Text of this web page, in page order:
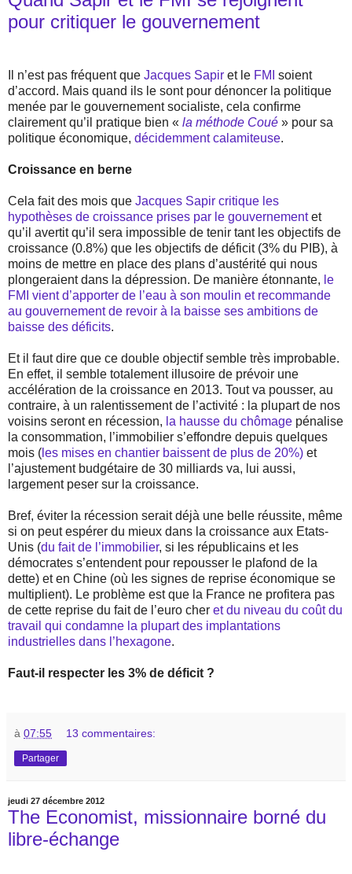
pour critiquer le gouvernement
Il n’est pas fréquent que Jacques Sapir et le FMI soient
d’accord. Mais quand ils le sont pour dénoncer la politique
menée par le gouvernement socialiste, cela confirme
clairement qu’il pratique bien « la méthode Coué » pour sa
politique économique, décidemment calamiteuse.
Croissance en berne
Cela fait des mois que Jacques Sapir critique les
hypothèses de croissance prises par le gouvernementet
qu’il avertit qu’il sera impossible de tenir tant les objectifs de
croissance (0.8%) que les objectifs de déficit (3% du PIB), à
moins de mettre en place des plans d’austérité qui nous
plongeraient dans la dépression. De manière étonnante, le
FMI vient d’apporter de l’eau à son moulin et recommande
au gouvernement de revoir à la baisse ses ambitions de
baisse des déficits.
Et il faut dire que ce double objectif semble très improbable.
En effet, il semble totalement illusoire de prévoir une
accélération de la croissance en 2013. Tout va pousser, au
contraire, à un ralentissement de l’activité : la plupart de nos
voisins seront en récession, la hausse du chômage pénalise
la consommation, l’immobilier s’effondre depuis quelques
mois ( les mises en chantier baissent de plus de 20%) et
l’ajustement budgétaire de 30 milliards va, lui aussi,
largement peser sur la croissance.
Bref, éviter la récession serait déjà une belle réussite, même
si on peut espérer du mieux dans la croissance aux Etats-
Unis (du fait de l’immobilier, si les républicains et les
démocrates s’entendent pour repousser le plafond de la
dette) et en Chine (où les signes de reprise économique se
multiplient). Le problème est que la France ne profitera pas
de cette reprise du fait de l’euro cher et du niveau du coût du
travail qui condamne la plupart des implantations
industrielles dans l’hexagone.
Faut-il respecter les 3% de déficit ?
à 07:55 13 commentaires:
Partager
jeudi 27 décembre 2012
The Economist, missionnaire borné du
libre-échange